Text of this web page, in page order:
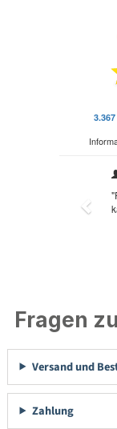
Fragen
Versand und
Zahlung